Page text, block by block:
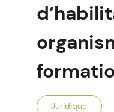
Juridique